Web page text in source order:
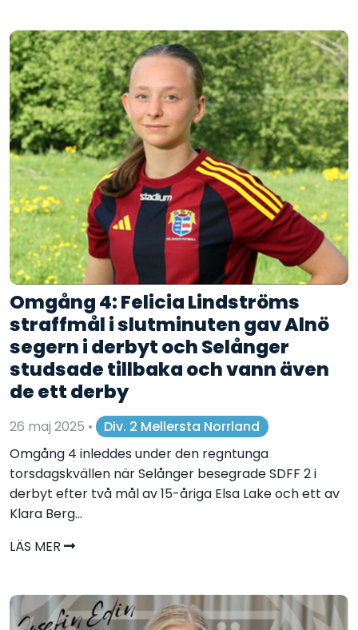
Omgång 4: Felicia Lindströms
straffmål i slutminuten gav Alnö
segern i derbyt och Selånger
studsade tillbaka och vann även
de ett derby
26 maj 2025 •
Div. 2 Mellersta Norrland
Omgång 4 inleddes under den regntunga
torsdagskvällen när Selånger besegrade SDFF 2 i
derbyt efter två mål av 15-åriga Elsa Lake och ett av
Klara Berg...
LÄS MER